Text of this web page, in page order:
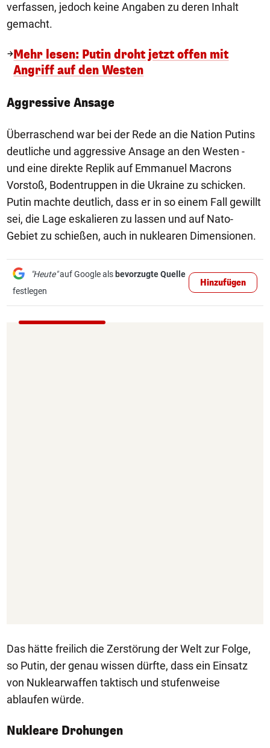
verfassen, jedoch keine Angaben zu deren Inhalt
gemacht.
Mehr lesen: Putin droht jetzt offen mit
Angriff auf den Westen
Aggressive Ansage
Überraschend war bei der Rede an die Nation Putins
deutliche und aggressive Ansage an den Westen -
und eine direkte Replik auf Emmanuel Macrons
Vorstoß, Bodentruppen in die Ukraine zu schicken.
Putin machte deutlich, dass er in so einem Fall gewillt
sei, die Lage eskalieren zu lassen und auf Nato-
Gebiet zu schießen, auch in nuklearen Dimensionen.
"Heute"auf Google als bevorzugte Quelle
festlegen
Hinzufügen
Das hätte freilich die Zerstörung der Welt zur Folge,
so Putin, der genau wissen dürfte, dass ein Einsatz
von Nuklearwaffen taktisch und stufenweise
ablaufen würde.
Nukleare Drohungen